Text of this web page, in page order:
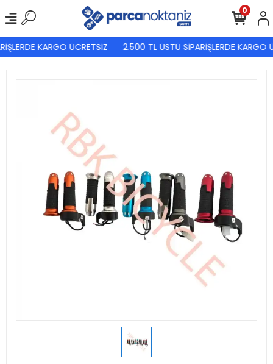
KARGO ÜCRETSİZ 2.500 TL ÜSTÜ SİPARİŞLERDE KARGO
0